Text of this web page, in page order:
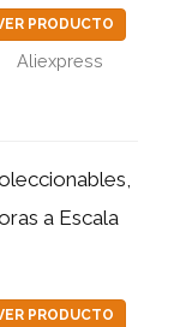
PRODUCTO
Aliexpress
a Escala
PRODUCTO